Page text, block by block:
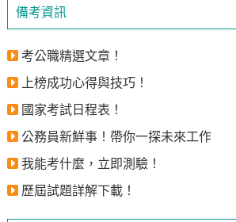
備考資訊
考公職精選文章！
上榜成功心得與技巧！
國家考試日程表！
公務員新鮮事！帶你一探未來工作
我能考什麼，立即測驗！
歷屆試題詳解下載！